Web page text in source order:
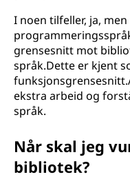
I noen tilfeller, ja,
grensesnitt mot
språk.Dette er kjent
ekstra arbeid og
språk.
Når skal jeg
bibliotek?